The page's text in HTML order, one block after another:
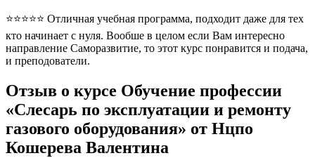
⭐⭐⭐⭐⭐ Отличная учебная программа, подходит даже для тех
кто начинает с нуля. Вообше в целом если Вам интересно
направление Саморазвитие, то этот курс понравится и подача,
и преподователи.
Отзыв о курсе Обучение профессии
«Слесарь по эксплуатации и ремонту
газового оборудования» от Нцпо
Кошерева Валентина